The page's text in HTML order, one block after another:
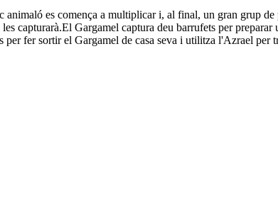
es comença a multiplicar i, al final, un gran grup
capturarà.El Gargamel captura deu barrufets per
fer sortir el Gargamel de casa seva i utilitza l'Azrael per